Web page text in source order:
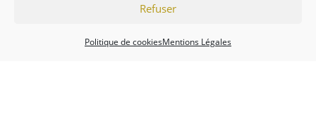
Refuser
Politique de cookiesMentions Légales